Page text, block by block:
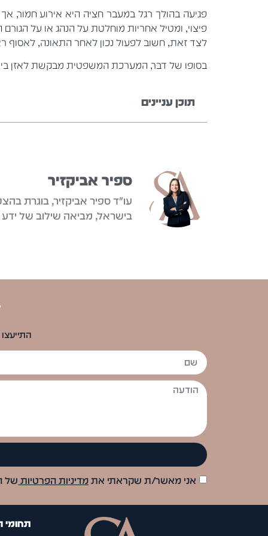
פגיעה בהולך רגל במעבר חציה היא אירוע
פיצוי, ומטיל אחריות מוחלטת על הנהג או על
לצד זאת, חשוב לפעול נכון לאחר התאונה, לאסוף
בסופו של דבר, המערכת המשפטית מבקשת לאזן
תוכן עניינים
ספיר אביקזיר
עו"ד ספיר אביקזיר, בוגרת
בישראל, מביאה שילוב של
אני מאשר/ת שקראתי אתמדיניות הפרטיות של
תחומי